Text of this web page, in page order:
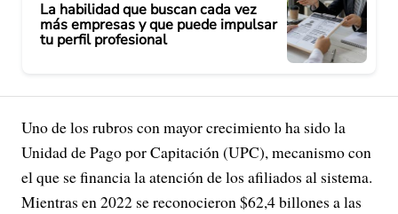
La habilidad que buscan cada vez
más empresas y que puede impulsar
tu perfil profesional
Uno de los rubros con mayor crecimiento ha sido la
Unidad de Pago por Capitación (UPC), mecanismo con
el que se financia la atención de los afiliados al sistema.
Mientras en 2022 se reconocieron $62,4 billones a las